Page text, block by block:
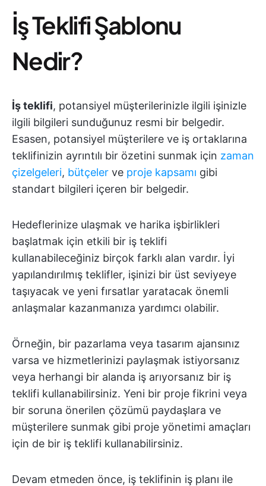
İş Teklifi Şablonu
Nedir?
İş teklifi, potansiyel müşterilerinizle ilgili işinizle
ilgili bilgileri sunduğunuz resmi bir belgedir.
Esasen, potansiyel müşterilere ve iş ortaklarına
teklifinizin ayrıntılı bir özetini sunmak için zaman
çizelgeleri, bütçeler ve proje kapsamı gibi
standart bilgileri içeren bir belgedir.
Hedeflerinize ulaşmak ve harika işbirlikleri
başlatmak için etkili bir iş teklifi
kullanabileceğiniz birçok farklı alan vardır. İyi
yapılandırılmış teklifler, işinizi bir üst seviyeye
taşıyacak ve yeni fırsatlar yaratacak önemli
anlaşmalar kazanmanıza yardımcı olabilir.
Örneğin, bir pazarlama veya tasarım ajansınız
varsa ve hizmetlerinizi paylaşmak istiyorsanız
veya herhangi bir alanda iş arıyorsanız bir iş
teklifi kullanabilirsiniz. Yeni bir proje fikrini veya
bir soruna önerilen çözümü paydaşlara ve
müşterilere sunmak gibi proje yönetimi amaçları
için de bir iş teklifi kullanabilirsiniz.
Devam etmeden önce, iş teklifinin iş planı ile